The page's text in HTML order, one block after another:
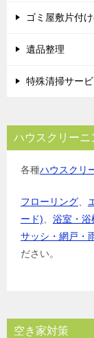
ゴミ屋敷片付
遺品整理
特殊清掃サービ
ハウスクリーニ
各種ハウスクリ
フローリング、
ード)、 浴室・浴
サッシ・網戸・
ださい。
空き家対策